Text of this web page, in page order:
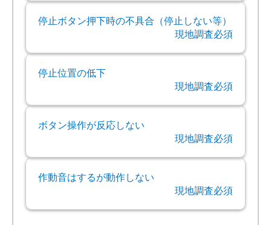
停止ボタン押下時の不具合（停止しない等）
現地調査必須
停止位置の低下
現地調査必須
ボタン操作が反応しない
現地調査必須
作動音はするが動作しない
現地調査必須